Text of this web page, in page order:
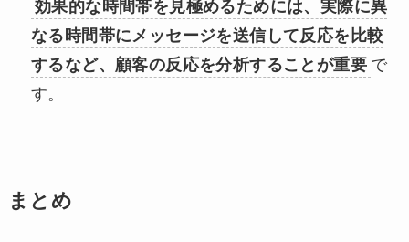
効果的な時間帯を見極めるためには、実際に異
なる時間帯にメッセージを送信して反応を比較
するなど、顧客の反応を分析することが重要 で
す。
まとめ